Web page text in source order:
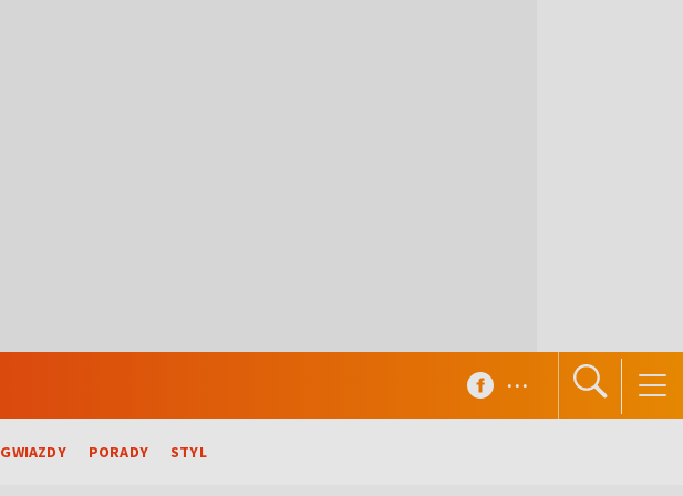
GWIAZDY PORADY STYL
...